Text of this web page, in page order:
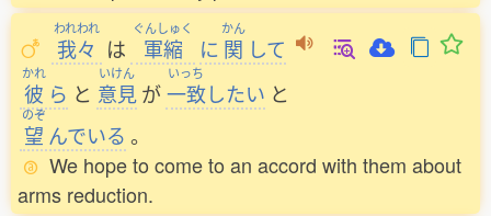
われわれ
我々 は
ぐんしゅく
軍縮 に
かん
関 して
かれ
彼 ら と
いけん
意見 が
いっち
一致したい と
のぞ
望 んでいる 。
We hope to come to an accord with them about
arms reduction.